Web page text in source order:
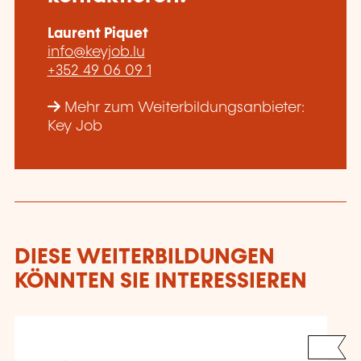
Laurent Piquet
info@keyjob.lu
+352 49 06 09 1
Mehr zum Weiterbildungsanbieter:
Key Job
DIESE WEITERBILDUNGEN
KÖNNTEN SIE INTERESSIEREN